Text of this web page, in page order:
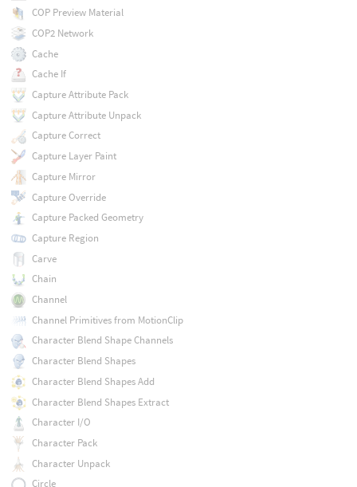
COP Preview Material
COP2 Network
Cache
Cache If
Capture Attribute Pack
Capture Attribute Unpack
Capture Correct
Capture Layer Paint
Capture Mirror
Capture Override
Capture Packed Geometry
Capture Region
Carve
Chain
Channel
Channel Primitives from MotionClip
Character Blend Shape Channels
Character Blend Shapes
Character Blend Shapes Add
Character Blend Shapes Extract
Character I/O
Character Pack
Character Unpack
Circle